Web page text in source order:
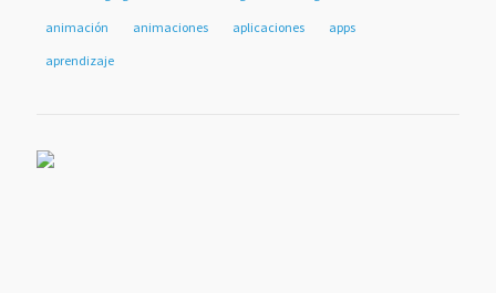
animación
animaciones aplicaciones
apps
aprendizaje